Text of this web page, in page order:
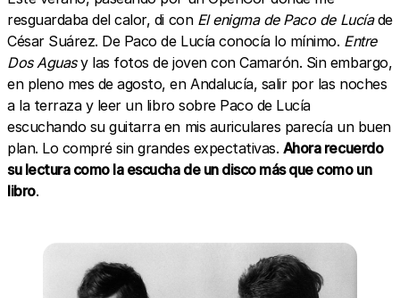
resguardaba del calor, di con El enigma de Paco de Lucíade
César Suárez. De Paco de Lucía conocía lo mínimo. Entre
Dos Aguasy las fotos de joven con Camarón. Sin embargo,
en pleno mes de agosto, en Andalucía, salir por las noches
a la terraza y leer un libro sobre Paco de Lucía
escuchando su guitarra en mis auriculares parecía un buen
plan. Lo compré sin grandes expectativas. Ahora recuerdo
su lectura como la escucha de un disco más que como un
libro.